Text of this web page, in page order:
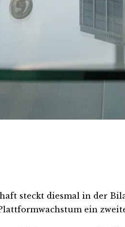
steckt diesmal in der
ein